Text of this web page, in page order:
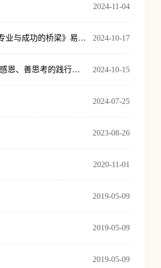
2024-11-04
2024-10-17
凝聚校友力量 筑牢专业思想 ——2024级新生专业思想教育系列活动之《医药营销——连接专业与成功的桥梁》易军教授讲座开讲
2024-10-15
凝聚校友力量 筑牢专业思想 ——2024级新生专业思想教育系列活动之 《做一个有目标、懂感恩、善思考的践行者》优秀校友刘方敏启迪市场营销新力量
2024-07-25
2023-08-26
2020-11-01
2019-05-09
2019-05-09
2019-05-09